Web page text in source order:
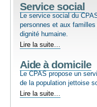
Service social
Le service social du
personnes et aux
dignité humaine.
Service
Lire la suite…
Aide à domicile
Le CPAS propose un
de la population jettoise
Aide
Lire la suite…